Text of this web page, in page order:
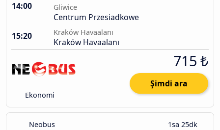
14:00 Gliwice
Centrum Przesiadkowe
15:20
Kraków Havaalanı
Kraków Havaalanı
Ekonomi
715 ₺
Şimdi ara
Neobus 1sa 25dk